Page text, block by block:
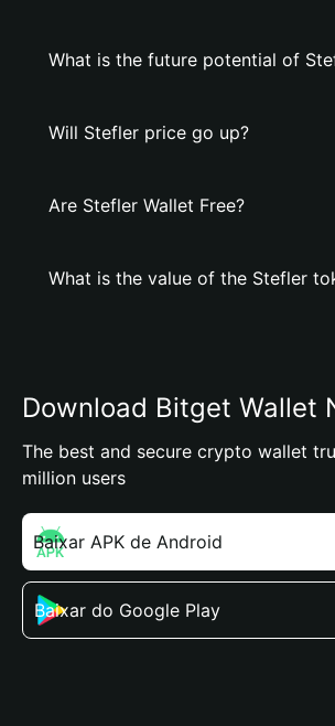
What is the future potential of
Will Stefler price go up?
Are Stefler Wallet Free?
What is the value of the Stefler
Download Bitget Wallet
The best and secure crypto wallet
million users
Baixar APK de Android
Baixar do Google Play